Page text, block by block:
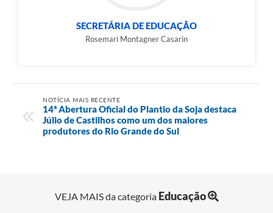
SECRETÁRIA DE EDUCAÇÃO
Rosemari Montagner Casarin
NOTÍCIA MAIS RECENTE
14ª Abertura Oficial do Plantio da Soja destaca
Júlio de Castilhos como um dos maiores
produtores do Rio Grande do Sul
VEJA MAIS da categoria Educação